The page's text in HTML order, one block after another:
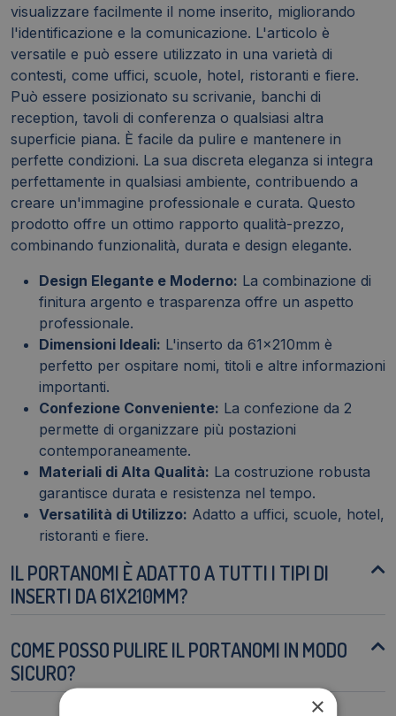
visualizzare facilmente il nome inserito, migliorando
l'identificazione e la comunicazione. L'articolo è
versatile e può essere utilizzato in una varietà di
contesti, come uffici, scuole, hotel, ristoranti e fiere.
Può essere posizionato su scrivanie, banchi di
reception, tavoli di conferenza o qualsiasi altra
superficie piana. È facile da pulire e mantenere in
perfette condizioni. La sua discreta eleganza si integra
perfettamente in qualsiasi ambiente, contribuendo a
creare un'immagine professionale e curata. Questo
prodotto offre un ottimo rapporto qualità-prezzo,
combinando funzionalità, durata e design elegante.
Design Elegante e Moderno: La combinazione di
finitura argento e trasparenza offre un aspetto
professionale.
Dimensioni Ideali: L'inserto da 61x210mm è
perfetto per ospitare nomi, titoli e altre informazioni
importanti.
Confezione Conveniente: La confezione da 2
permette di organizzare più postazioni
contemporaneamente.
Materiali di Alta Qualità: La costruzione robusta
garantisce durata e resistenza nel tempo.
Versatilità di Utilizzo: Adatto a uffici, scuole, hotel,
ristoranti e fiere.
IL PORTANOMI È ADATTO A TUTTI I TIPI DI
INSERTI DA 61X210MM?
COME POSSO PULIRE IL PORTANOMI IN MODO
SICURO?
×